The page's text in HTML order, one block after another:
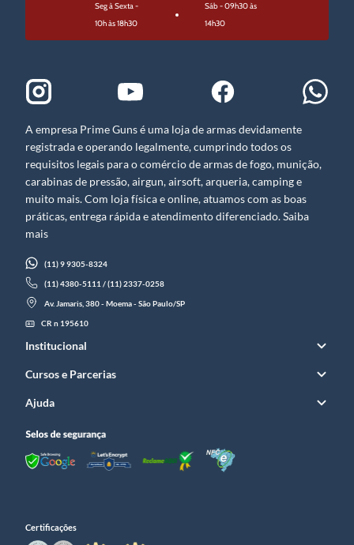
Seg à Sexta -
10h às 18h30
Sáb - 09h30 às
14h30
A empresa Prime Guns é uma loja de armas devidamente
registrada e operando legalmente, cumprindo todos os
requisitos legais para o comércio de armas de fogo, munição,
carabinas de pressão, airgun, airsoft, arqueria, camping e
muito mais. Com loja física e online, atuamos com as boas
práticas, entrega rápida e atendimento diferenciado. Saiba
mais
(11) 9 9305-8324
(11) 4380-5111 / (11) 2337-0258
Av. Jamaris, 380 - Moema - São Paulo/SP
CR n 195610
Institucional
Cursos e Parcerias
Ajuda
Certificações